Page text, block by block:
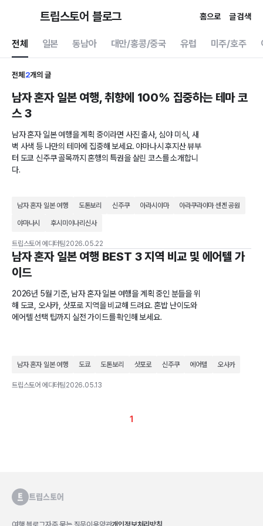
트립스토어 블로그 홈으로 글 검색
전체 일본 동남아 대만/홍콩/중국 유럽 미주/호주
전체 2개의 글
남자 혼자 일본 여행, 취향에 100% 집중하는 테마 코
스 3
남자 혼자 일본 여행을 계획 중이라면 사진 출사, 심야 미식, 새
벽 사색 등 나만의 테마에 집중해 보세요. 야마나시 후지산 뷰부
터 도쿄 신주쿠 골목까지 혼행의 특권을 살린 코스를 소개합니
다.
남자 혼자 일본 여행 도톤보리 신주쿠 아라시야마 아라쿠라야마 센겐 공원
야마나시 후시미이나리신사
트립스토어 에디터팀 2026.05.22
남자 혼자 일본 여행 BEST 3 지역 비교 및 에어텔 가
이드
2026년 5월 기준, 남자 혼자 일본 여행을 계획 중인 분들을 위
해 도쿄, 오사카, 삿포로 지역을 비교해 드려요. 혼밥 난이도와
에어텔 선택 팁까지 실전 가이드를 확인해 보세요.
남자 혼자 일본 여행 도쿄 도톤보리 삿포로 신주쿠 에어텔 오사카
트립스토어 에디터팀 2026.05.13
1
여행 블로그자주 묻는 질문이용약관개인정보처리방침